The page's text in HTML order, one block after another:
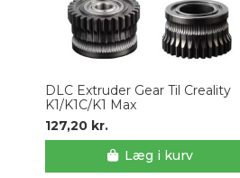
DLC Extruder Gear Til Creality
K1/K1C/K1 Max
127,20 kr.
Læg i kurv